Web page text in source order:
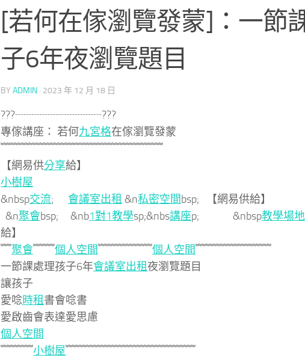
[若何在傢瀏覽發蒙]：一節
子6年夜瀏覽題目
BY ADMIN · 2023 年 12 月 18 日
???┈┈┈┈┈┈┈┈???
專傢講座： 若何九宮格在傢瀏覽發蒙
﹌﹌﹌﹌﹌﹌﹌﹌﹌﹌﹌﹌﹌﹌﹌
【網易供分享給】
小樹屋
&nbsp交流; 會議室出租 &n私密空間bsp; 【網易供給】
&n聚會bsp; &nb1對1教學sp;&nbs講座p; &nbsp教學場地
給】
﹌聚會﹌﹌個人空間﹌﹌﹌﹌﹌個人空間﹌﹌﹌﹌﹌﹌﹌
一節課處理孩子6年會議室出租夜瀏覽題目
讓孩子
愛唸時租書會唸書
愛啟齒會表達愛思慮
個人空間
﹌﹌﹌小樹屋﹌﹌﹌﹌﹌﹌﹌﹌﹌﹌﹌﹌